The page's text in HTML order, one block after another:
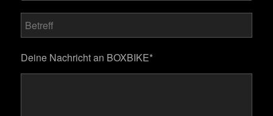
Bitte lasse dieses Feld leer.
Deine Nachricht an BOXBIKE*